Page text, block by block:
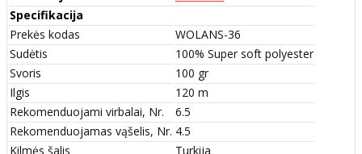
Specifikacija
Prekės kodas
WOLANS-36
Sudėtis
100% Super soft polyester
Svoris
100 gr
Ilgis
120 m
Rekomenduojami virbalai, Nr.
6.5
Rekomenduojamas vąšelis, Nr. 4.5
Kilmės šalis
Turkija